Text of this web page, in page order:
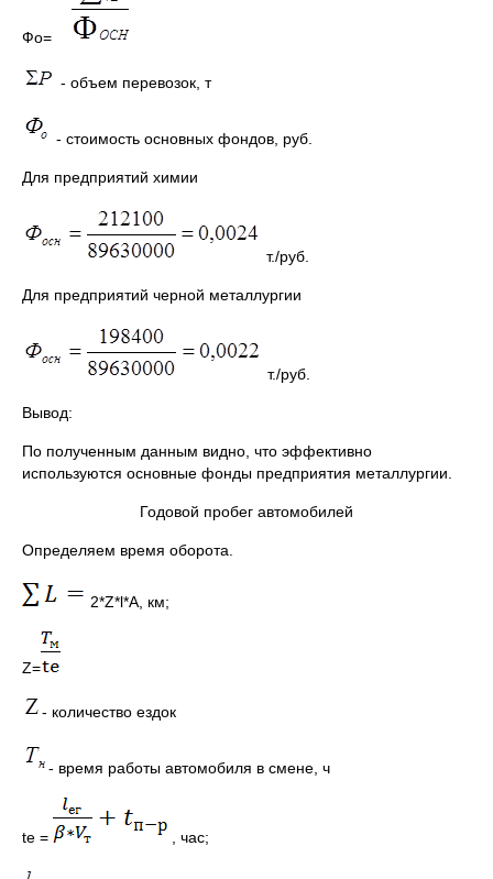
Фо=
- объем перевозок, т
- стоимость основных фондов, руб.
Для предприятий химии
т./руб.
Для предприятий черной металлургии
т./руб.
Вывод:
По полученным данным видно, что эффективно
используются основные фонды предприятия металлургии.
Годовой пробег автомобилей
Определяем время оборота.
2*Z*l*A, км;
Z=
- количество ездок
- время работы автомобиля в смене, ч
te = , час;